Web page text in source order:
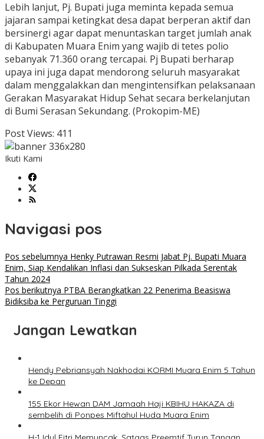
Lebih lanjut, Pj. Bupati juga meminta kepada semua
jajaran sampai ketingkat desa dapat berperan aktif dan
bersinergi agar dapat menuntaskan target jumlah anak
di Kabupaten Muara Enim yang wajib di tetes polio
sebanyak 71.360 orang tercapai. Pj Bupati berharap
upaya ini juga dapat mendorong seluruh masyarakat
dalam menggalakkan dan mengintensifkan pelaksanaan
Gerakan Masyarakat Hidup Sehat secara berkelanjutan
di Bumi Serasan Sekundang. (Prokopim-ME)
Post Views: 411
Ikuti Kami
Navigasi pos
Pos sebelumnya Henky Putrawan Resmi Jabat Pj. Bupati Muara
Enim, Siap Kendalikan Inflasi dan Sukseskan Pilkada Serentak
Tahun 2024
Pos berikutnya PTBA Berangkatkan 22 Penerima Beasiswa
Bidiksiba ke Perguruan Tinggi
Jangan Lewatkan
Hendy Pebriansyah Nakhodai KORMI Muara Enim 5 Tahun
ke Depan
155 Ekor Hewan DAM Jamaah Haji KBIHU HAKAZA di
sembelih di Ponpes Miftahul Huda Muara Enim